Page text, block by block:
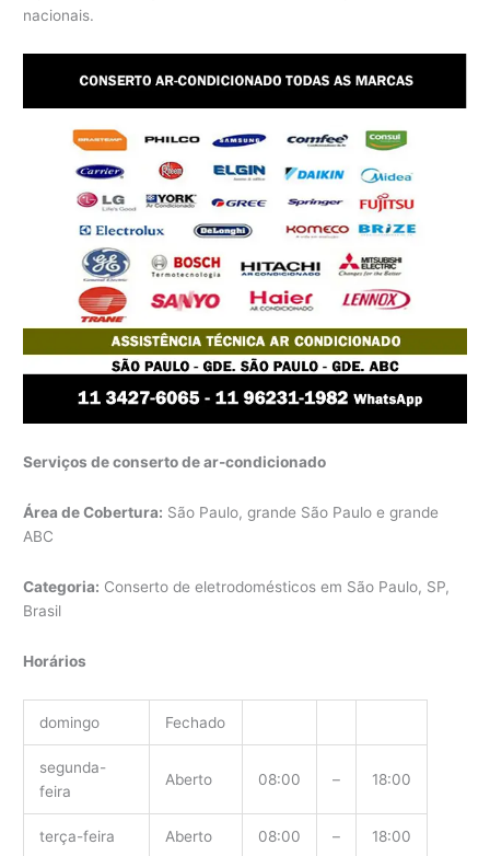
nacionais.
Serviços de conserto de ar-condicionado
Área de Cobertura: São Paulo, grande São Paulo e grande
ABC
Categoria: Conserto de eletrodomésticos em São Paulo, SP,
Brasil
Horários
domingo Fechado
segunda-
feira
Aberto 08:00 – 18:00
terça-feira Aberto 08:00 – 18:00